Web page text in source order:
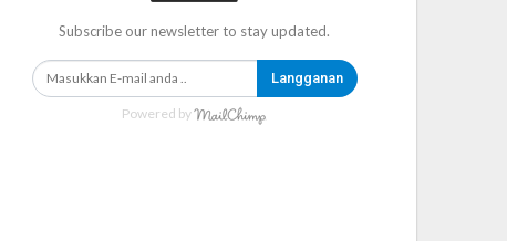
Subscribe our newsletter to stay updated.
Langganan
Powered by